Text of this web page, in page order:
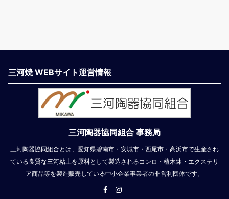
三河焼 WEBサイト運営情報
三河陶器協同組合 事務局
三河陶器協同組合とは、愛知県碧南市・安城市・西尾市・高浜市で生産され
ている良質な三河粘土を原料として製造されるコンロ・植木鉢・エクステリ
ア商品等を製造販売している中小企業事業者の非営利団体です。